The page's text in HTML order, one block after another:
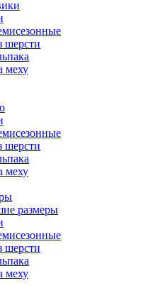
шерсти
меху
шерсти
меху
размеры
шерсти
меху